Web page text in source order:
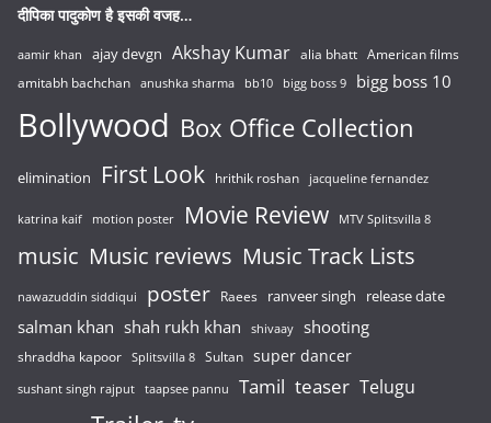
दीपिका पादुकोण है इसकी वजह…
aamir khan ajay devgn Akshay Kumar alia bhatt American films
amitabh bachchan anushka sharma bb10 bigg boss 9 bigg boss 10
Bollywood Box Office Collection
elimination First Look hrithik roshan jacqueline fernandez
katrina kaif motion poster Movie Review MTV Splitsvilla 8
music Music reviews Music Track Lists
nawazuddin siddiqui poster Raees ranveer singh release date
salman khan shah rukh khan shivaay shooting
shraddha kapoor Splitsvilla 8 Sultan super dancer
sushant singh rajput taapsee pannu Tamil teaser Telugu